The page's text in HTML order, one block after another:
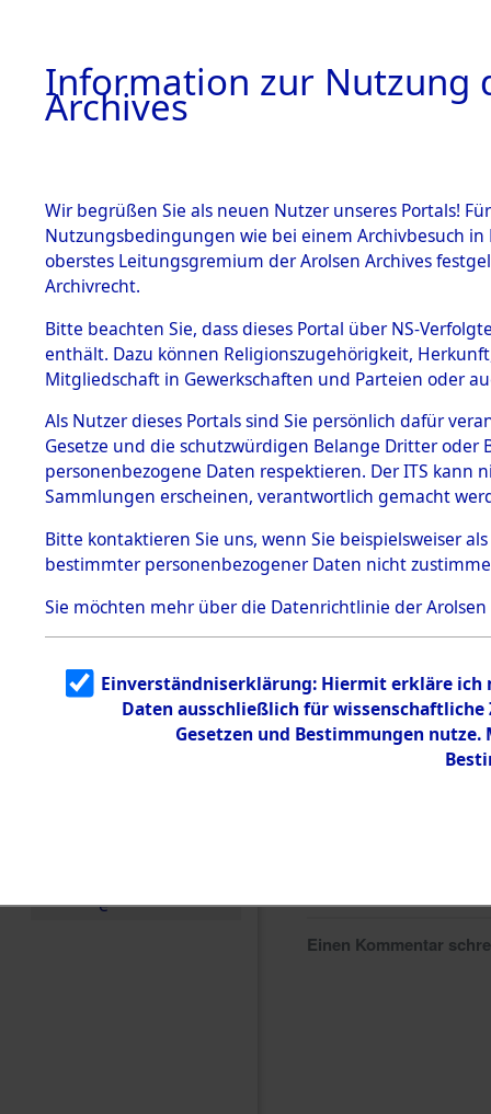
BESTÄNDE
1.
mente
5. Verschiedenes
5.3
Todesmärsche
5.3.1 Alliierte
Erhebungen
zu
Todesmärsch
en
5.3.2
g
5.3.3
Todesmärsch
e
Achmühle
Einen Kommentar
Information zur Nutzung
Archives
Wir begrüßen Sie als neuen Nutzer unseres Portals!
Nutzungsbedingungen wie bei einem Archivbesuch
oberstes Leitungsgremium der Arolsen Archives
Archivrecht.
Bitte beachten Sie, dass dieses Portal über NS-
enthält. Dazu können Religionszugehörigkeit,
Mitgliedschaft in Gewerkschaften und Parteien oder
Als Nutzer dieses Portals sind Sie persönlich dafür
Gesetze und die schutzwürdigen Belange Dritter
personenbezogene Daten respektieren. Der ITS
Sammlungen erscheinen, verantwortlich gemacht
Bitte kontaktieren Sie uns, wenn Sie beispielsweiser
bestimmter personenbezogener Daten nicht
Sie möchten mehr über die Datenrichtlinie der Arolsen
Einverständniserklärung: Hiermit erkläre ich
Daten ausschließlich für
Gesetzen und Bestimmungen